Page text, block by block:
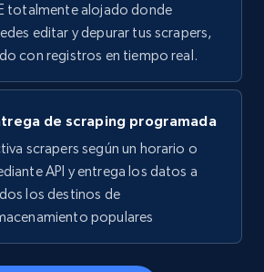
Followers, Posts count, Is
Is professional account, Is
3.5K+ Prueba gratuita
- Collect profile
user name
totalmente alojado donde
editar y depurar tus scrapers,
con registros en tiempo real.
de scraping programada
scrapers según un horario o
API y entrega los datos a
los destinos de
populares